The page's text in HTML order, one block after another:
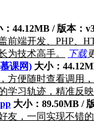
：44.12MB / 版本：
前端开发、PHP、
为技术高手。
下载
课网) 大小：
方便随时查看调用
习轨迹，精准反
大小：89.50MB /
友，一同实现不错